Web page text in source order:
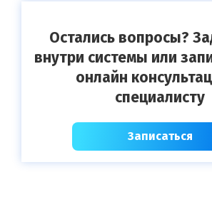
Остались вопросы?
внутри системы или
онлайн
специалисту
Записаться